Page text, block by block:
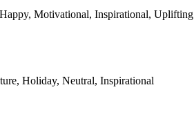
Motivational, Inspirational, Uplifting
Holiday, Neutral, Inspirational